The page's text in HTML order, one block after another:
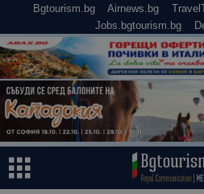
Bgtourism.bg Airnews.bg
Jobs.bgtourism.bg